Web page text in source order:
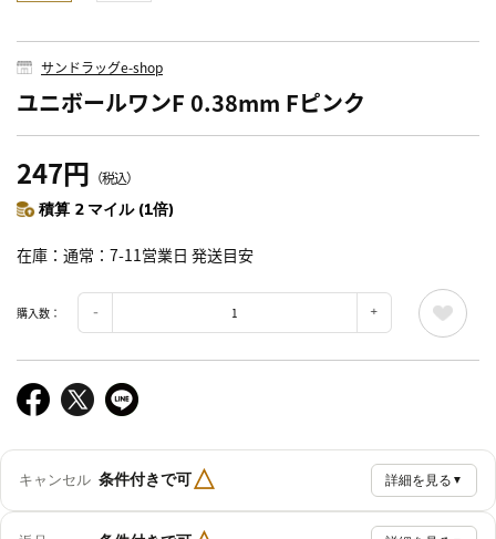
サンドラッグe-shop
ユニボールワンF 0.38mm Fピンク
247円 （税込）
積算 2 マイル (1倍)
在庫 通常：7-11営業日 発送目安
購入数：
キャンセル 条件付きで可△ 詳細を見る ▼